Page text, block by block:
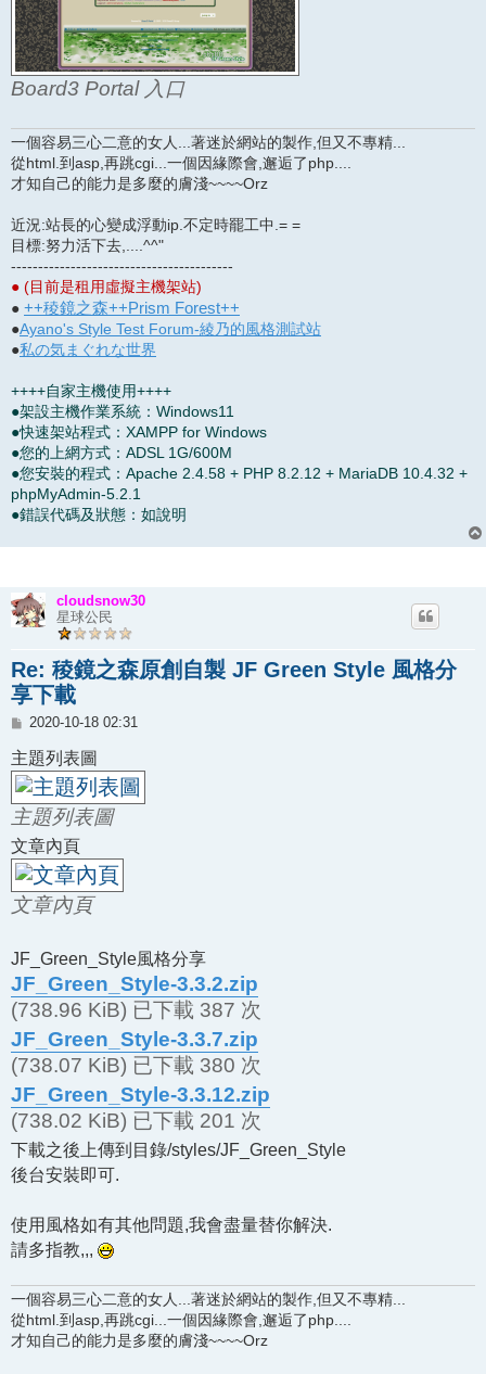
Board3 Portal 入口
一個容易三心二意的女人...著迷於網站的製作,但又不專精...
從html.到asp,再跳cgi...一個因緣際會,邂逅了php....
才知自己的能力是多麼的膚淺~~~~Orz
近況:站長的心變成浮動ip.不定時罷工中.= =
目標:努力活下去,....^^"
-----------------------------------------
● (目前是租用虛擬主機架站)
● ++稜鏡之森++Prism Forest++
●Ayano's Style Test Forum-綾乃的風格測試站
●私の気まぐれな世界
++++自家主機使用++++
●架設主機作業系統：Windows11
●快速架站程式：XAMPP for Windows
●您的上網方式：ADSL 1G/600M
●您安裝的程式：Apache 2.4.58 + PHP 8.2.12 + MariaDB 10.4.32 +
phpMyAdmin-5.2.1
●錯誤代碼及狀態：如說明
cloudsnow30
星球公民
Re: 稜鏡之森原創自製 JF Green Style 風格分
享下載
文
2020-10-18 02:31
主題列表圖
主題列表圖
文章內頁
文章內頁
JF_Green_Style風格分享
JF_Green_Style-3.3.2.zip
(738.96 KiB) 已下載 387 次
JF_Green_Style-3.3.7.zip
(738.07 KiB) 已下載 380 次
JF_Green_Style-3.3.12.zip
(738.02 KiB) 已下載 201 次
下載之後上傳到目錄/styles/JF_Green_Style
後台安裝即可.
使用風格如有其他問題,我會盡量替你解決.
請多指教,,,
一個容易三心二意的女人...著迷於網站的製作,但又不專精...
從html.到asp,再跳cgi...一個因緣際會,邂逅了php....
才知自己的能力是多麼的膚淺~~~~Orz